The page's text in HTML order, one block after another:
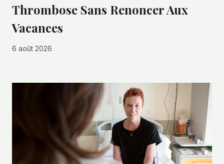
Thrombose Sans Renoncer Aux
Vacances
6 août 2026